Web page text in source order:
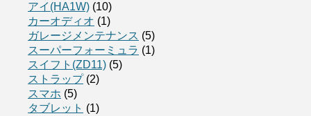
アイ(HA1W) (10)
カーオディオ (1)
ガレージメンテナンス (5)
スーパーフォーミュラ (1)
スイフト(ZD11) (5)
ストラップ(2)
スマホ (5)
タブレット (1)